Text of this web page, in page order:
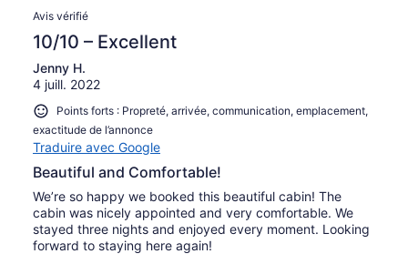
Avis vérifié
10/10 – Excellent
Jenny H.
4 juill. 2022
Points forts : Propreté, arrivée, communication, emplacement,
exactitude de l’annonce
Traduire avec Google
Beautiful and Comfortable!
We’re so happy we booked this beautiful cabin! The
cabin was nicely appointed and very comfortable. We
stayed three nights and enjoyed every moment. Looking
forward to staying here again!